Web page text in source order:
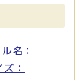
名：
：